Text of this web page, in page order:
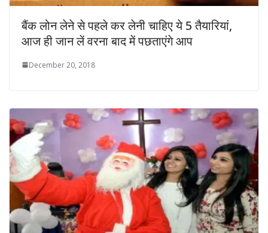
बैंक लोन लेने से पहले कर लेनी चाहिए ये 5 तैयारियां,
आज ही जान लें वरना बाद में पछताएंगे आप
December 20, 2018